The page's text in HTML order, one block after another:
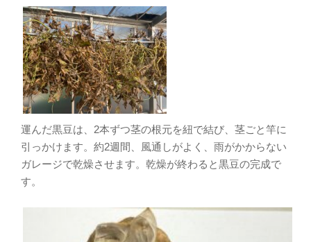
運んだ黒豆は、2本ずつ茎の根元を紐で結び、茎ごと竿に
引っかけます。約2週間、風通しがよく、雨がかからない
ガレージで乾燥させます。乾燥が終わると黒豆の完成で
す。